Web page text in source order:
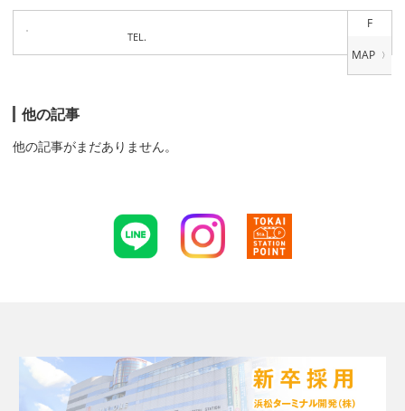
F
TEL.
他の記事
他の記事がまだありません。